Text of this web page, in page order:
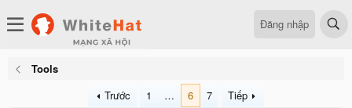
Đăng nhập
Tools
Trước
1 … 6 7 Tiếp